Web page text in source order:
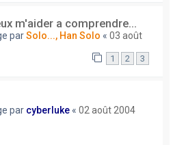
m'aider a comprendre...
parSolo..., Han Solo « 03 août
1 2 3
par cyberluke « 02 août 2004